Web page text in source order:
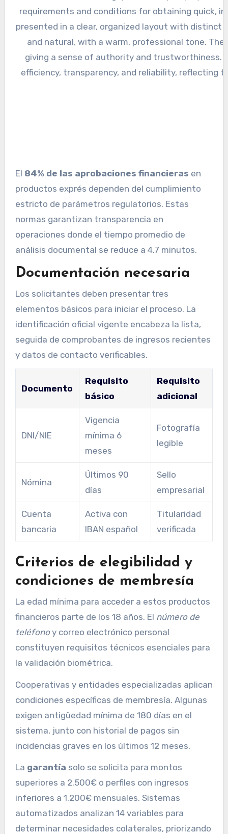
El 84% de las aprobaciones financieras en
productos exprés dependen del cumplimiento
estricto de parámetros regulatorios. Estas
normas garantizan transparencia en
operaciones donde el tiempo promedio de
análisis documental se reduce a 4.7 minutos.
Documentación necesaria
Los solicitantes deben presentar tres
elementos básicos para iniciar el proceso. La
identificación oficial vigente encabeza la lista,
seguida de comprobantes de ingresos recientes
y datos de contacto verificables.
Documento
Requisito
básico
Requisito
adicional
DNI/NIE
Vigencia
mínima 6
meses
Fotografía
legible
Nómina
Últimos 90
días
Sello
empresarial
Cuenta
bancaria
Activa con
IBAN español
Titularidad
verificada
Criterios de elegibilidad y
condiciones de membresía
La edad mínima para acceder a estos productos
financieros parte de los 18 años. El número de
teléfonoy correo electrónico personal
constituyen requisitos técnicos esenciales para
la validación biométrica.
Cooperativas y entidades especializadas aplican
condiciones específicas de membresía. Algunas
exigen antigüedad mínima de 180 días en el
sistema, junto con historial de pagos sin
incidencias graves en los últimos 12 meses.
La garantía solo se solicita para montos
superiores a 2.500€ o perfiles con ingresos
inferiores a 1.200€ mensuales. Sistemas
automatizados analizan 14 variables para
determinar necesidades colaterales, priorizando